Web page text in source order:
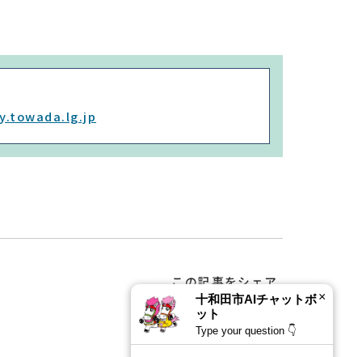
この記事をシェア
十和田市AIチャットボ
ット
Type your question 👇
×